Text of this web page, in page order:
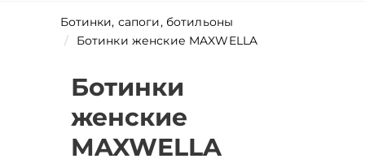
Ботинки, сапоги, ботильоны
Ботинки женские MAXWELLA
Ботинки
женские
MAXWELLA